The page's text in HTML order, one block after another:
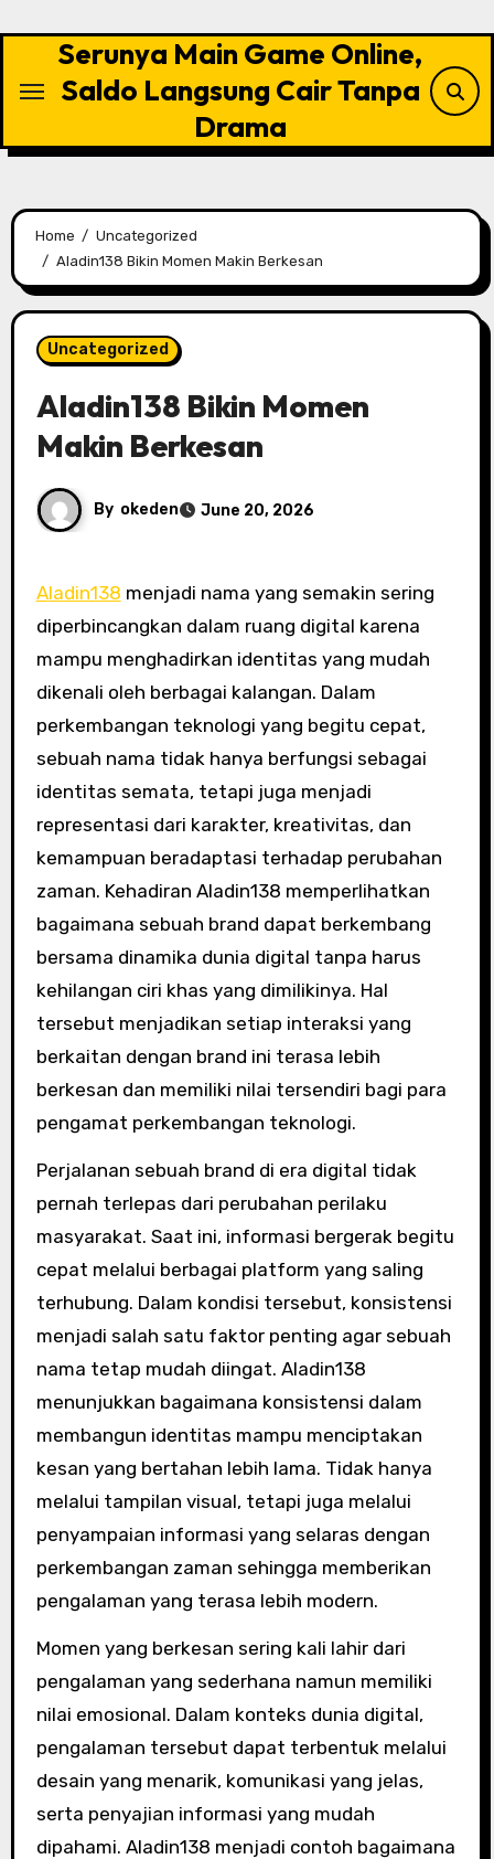
Serunya Main Game Online,
Saldo Langsung Cair Tanpa
Drama
Home
Uncategorized
Aladin138 Bikin Momen Makin Berkesan
Uncategorized
Aladin138 Bikin Momen
Makin Berkesan
By okeden June 20, 2026
Aladin138 menjadi nama yang semakin sering
diperbincangkan dalam ruang digital karena
mampu menghadirkan identitas yang mudah
dikenali oleh berbagai kalangan. Dalam
perkembangan teknologi yang begitu cepat,
sebuah nama tidak hanya berfungsi sebagai
identitas semata, tetapi juga menjadi
representasi dari karakter, kreativitas, dan
kemampuan beradaptasi terhadap perubahan
zaman. Kehadiran Aladin138 memperlihatkan
bagaimana sebuah brand dapat berkembang
bersama dinamika dunia digital tanpa harus
kehilangan ciri khas yang dimilikinya. Hal
tersebut menjadikan setiap interaksi yang
berkaitan dengan brand ini terasa lebih
berkesan dan memiliki nilai tersendiri bagi para
pengamat perkembangan teknologi.
Perjalanan sebuah brand di era digital tidak
pernah terlepas dari perubahan perilaku
masyarakat. Saat ini, informasi bergerak begitu
cepat melalui berbagai platform yang saling
terhubung. Dalam kondisi tersebut, konsistensi
menjadi salah satu faktor penting agar sebuah
nama tetap mudah diingat. Aladin138
menunjukkan bagaimana konsistensi dalam
membangun identitas mampu menciptakan
kesan yang bertahan lebih lama. Tidak hanya
melalui tampilan visual, tetapi juga melalui
penyampaian informasi yang selaras dengan
perkembangan zaman sehingga memberikan
pengalaman yang terasa lebih modern.
Momen yang berkesan sering kali lahir dari
pengalaman yang sederhana namun memiliki
nilai emosional. Dalam konteks dunia digital,
pengalaman tersebut dapat terbentuk melalui
desain yang menarik, komunikasi yang jelas,
serta penyajian informasi yang mudah
dipahami. Aladin138 menjadi contoh bagaimana